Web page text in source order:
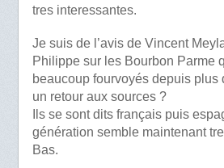
tres interessantes.
Je suis de l’avis de Vincent
Philippe sur les Bourbon Parme
beaucoup fourvoyés depuis plus
un retour aux sources ?
Ils se sont dits français puis
génération semble maintenant
Bas.